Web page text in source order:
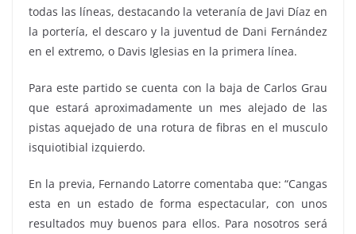
todas las líneas, destacando la veteranía de Javi Díaz en
la portería, el descaro y la juventud de Dani Fernández
en el extremo, o Davis Iglesias en la primera línea.
Para este partido se cuenta con la baja de Carlos Grau
que estará aproximadamente un mes alejado de las
pistas aquejado de una rotura de fibras en el musculo
isquiotibial izquierdo.
En la previa, Fernando Latorre comentaba que: “Cangas
esta en un estado de forma espectacular, con unos
resultados muy buenos para ellos. Para nosotros será